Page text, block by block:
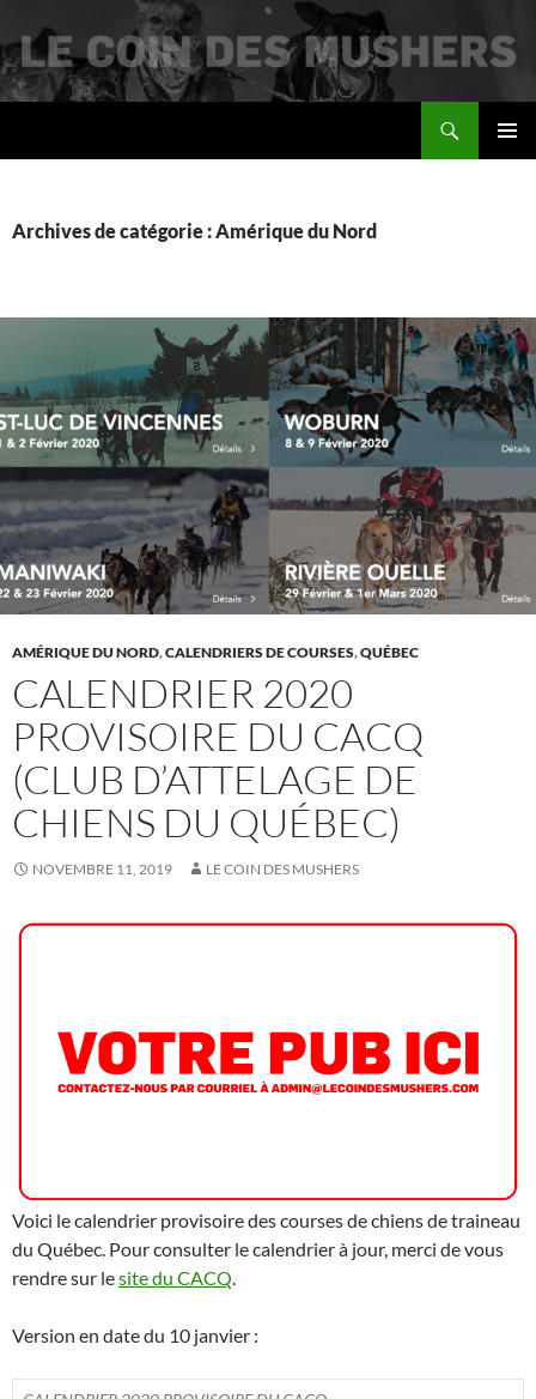
Archives de catégorie : Amérique du Nord
AMÉRIQUE DU NORD,CALENDRIERS DE COURSES,QUÉBEC
CALENDRIER 2020
PROVISOIRE DU CACQ
(CLUB D’ATTELAGE DE
CHIENS DU QUÉBEC)
NOVEMBRE 11, 2019 LE COIN DES MUSHERS
Voici le calendrier provisoire des courses de chiens de traineau
du Québec. Pour consulter le calendrier à jour, merci de vous
rendre sur lesite du CACQ.
Version en date du 10 janvier :